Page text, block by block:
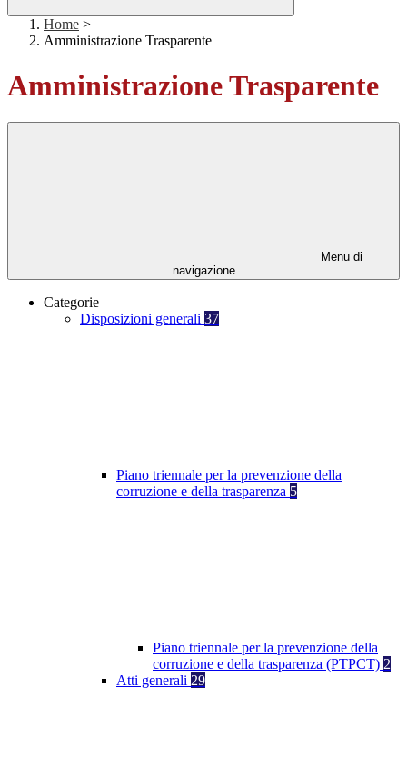
Home >
Amministrazione Trasparente
Amministrazione Trasparente
Menu di
navigazione
Categorie
Disposizioni generali 37
Piano triennale per la prevenzione della
corruzione e della trasparenza 5
Piano triennale per la prevenzione della
corruzione e della trasparenza (PTPCT) 2
Atti generali 29